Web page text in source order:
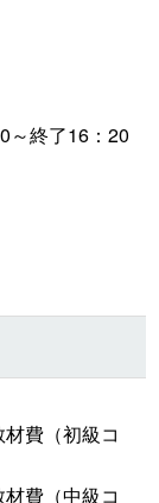
終了16：20
費（初級コ
費（中級コ